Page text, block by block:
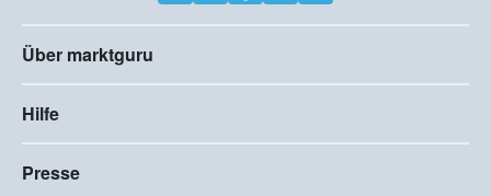
Über marktguru
Hilfe
Presse